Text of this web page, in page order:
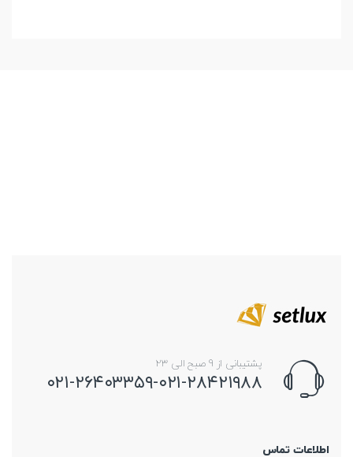
پشتیبانی از 9 صبح الی 23
۰۲۱-۲۶۴۰۳۳۵۹-۰۲۱-۲۸۴۲۱۹۸۸
اطلاعات تماس